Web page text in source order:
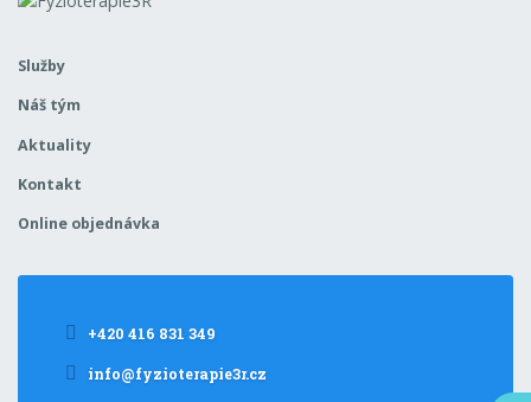
Služby
Náš tým
Aktuality
Kontakt
Online objednávka
+420 416 831 349
info@fyzioterapie3r.cz